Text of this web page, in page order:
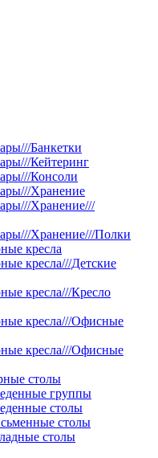
Банкетки
Кейтеринг
Консоли
Хранение
Хранение///
Хранение///Полки
кресла
кресла///Детские
кресла///Кресло
кресла///Офисные
кресла///Офисные
столы
группы
столы
столы
столы